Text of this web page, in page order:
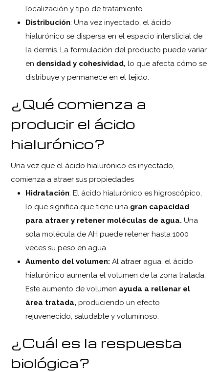
localización y tipo de tratamiento.
Distribución: Una vez inyectado, el ácido
hialurónico se dispersa en el espacio intersticial de
la dermis. La formulación del producto puede variar
en densidad y cohesividad, lo que afecta cómo se
distribuye y permanece en el tejido.
¿Qué comienza a
producir el ácido
hialurónico?
Una vez que el ácido hialurónico es inyectado,
comienza a atraer sus propiedades
Hidratación: El ácido hialurónico es higroscópico,
lo que significa que tiene una gran capacidad
para atraer y retener moléculas de agua. Una
sola molécula de AH puede retener hasta 1000
veces su peso en agua.
Aumento del volumen: Al atraer agua, el ácido
hialurónico aumenta el volumen de la zona tratada.
Este aumento de volumen ayuda a rellenar el
área tratada, produciendo un efecto
rejuvenecido, saludable y voluminoso.
¿Cuál es la respuesta
biológica?